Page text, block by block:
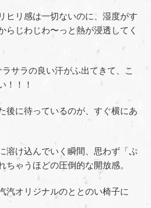
ヒリ感は一切ないのに、湿度がす
らじわじわ〜っと熱が浸透してく
サラの良い汗がふ出てきて、こ
！！！
後に待っているのが、すぐ横にあ
溶け込んでいく瞬間、思わず「ぷ
ちゃうほどの圧倒的な開放感。
汽オリジナルのととのい椅子に